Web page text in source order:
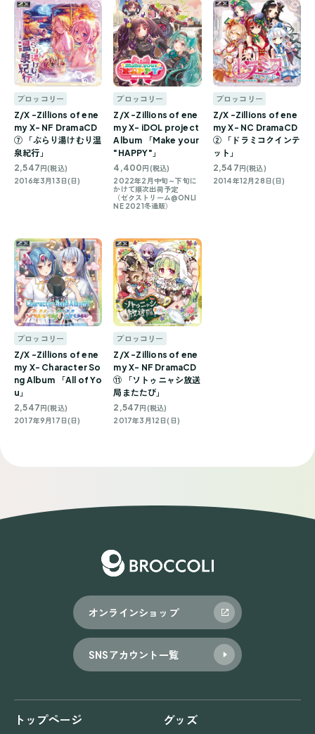
ブロッコリー
Z/X -Zillions of ene
my X- NF DramaCD
⑦ 「ぶらり湯けむり温
泉紀行」
2,547円(税込)
2016年3月13日(日)
ブロッコリー
Z/X -Zillions of ene
my X- iDOL project
Album 「Make your
"HAPPY"」
4,400円(税込)
2022年2月中旬～下旬に
かけて順次出荷予定
（ゼクストリーム@ONLI
NE 2021冬通販）
ブロッコリー
Z/X -Zillions of ene
my X- NC DramaCD
② 「ドラミコクインテ
ット」
2,547円(税込)
2014年12月28日(日)
ブロッコリー
Z/X -Zillions of ene
my X- Character So
ng Album 「All of Yo
u」
2,547円(税込)
2017年9月17日(日)
ブロッコリー
Z/X -Zillions of ene
my X- NF DramaCD
⑪ 「ソトゥニャシ放送
局またたび」
2,547円(税込)
2017年3月12日(日)
オンラインショップ
SNSアカウント一覧
トップページ グッズ